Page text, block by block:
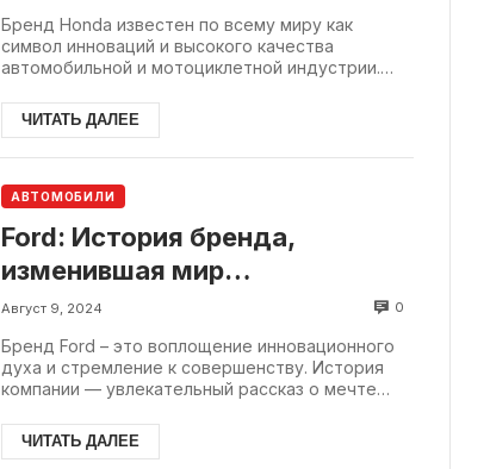
Бренд Honda известен по всему миру как
символ инноваций и высокого качества
автомобильной и мотоциклетной индустрии.
ЧИТАТЬ ДАЛЕЕ
АВТОМОБИЛИ
Ford: История бренда,
изменившая мир
автомобилестроения
Август 9, 2024 0
Бренд Ford – это воплощение инновационного
духа и стремление к совершенству. История
компании — увлекательный рассказ о мечте
ЧИТАТЬ ДАЛЕЕ